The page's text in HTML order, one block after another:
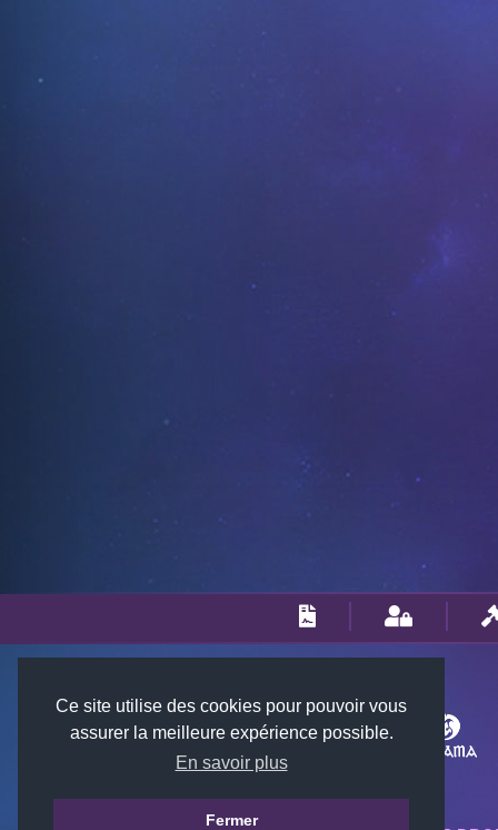
Ce site utilise des cookies pour pouvoir vous
assurer la meilleure expérience possible.
En savoir plus
Fermer